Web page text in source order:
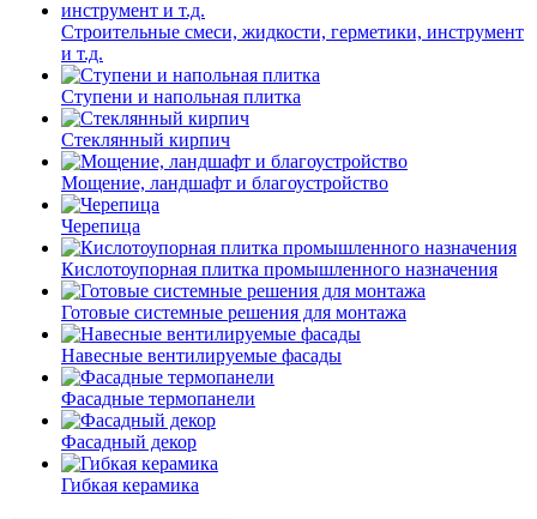
Строительные смеси, жидкости, герметики, инструмент
и т.д.
Ступени и напольная плитка
Cтеклянный кирпич
Мощение, ландшафт и благоустройство
Черепица
Кислотоупорная плитка промышленного назначения
Готовые системные решения для монтажа
Навесные вентилируемые фасады
Фасадные термопанели
Фасадный декор
Гибкая керамика